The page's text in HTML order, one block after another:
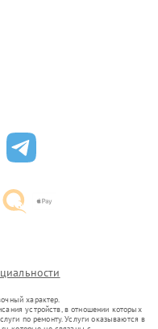
характер.
устройств, в отношении которых
по ремонту. Услуги оказываются в